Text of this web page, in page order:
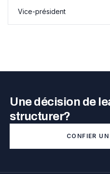
Vice-président
Une décision de
structurer?
CONFIER